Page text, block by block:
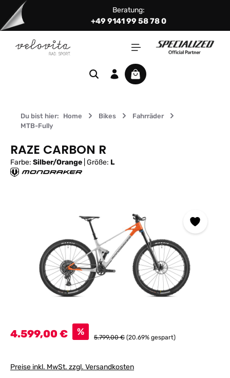
Zum Hauptinhalt springen Beratung:
+49 9141 99 58 78 0
Warenkorb enthält 0
Du bist hier: Home Bikes
Fahrräder
MTB-Fully
RAZE CARBON R
Farbe: Silber/Orange Größe: L
Verkaufspreis:
4.599,00 € % Regulärer Preis:
5.799,00 € (20.69% gespart)
Preise inkl. MwSt. zzgl. Versandkosten